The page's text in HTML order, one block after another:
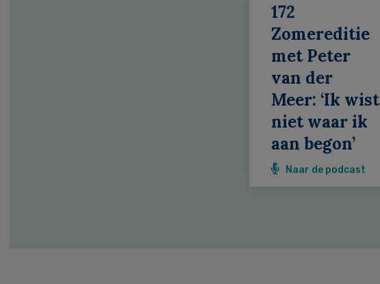
172
Zomereditie
met Peter
van der
Meer: ‘Ik wist
niet waar ik
aan begon’
Naar de podcast